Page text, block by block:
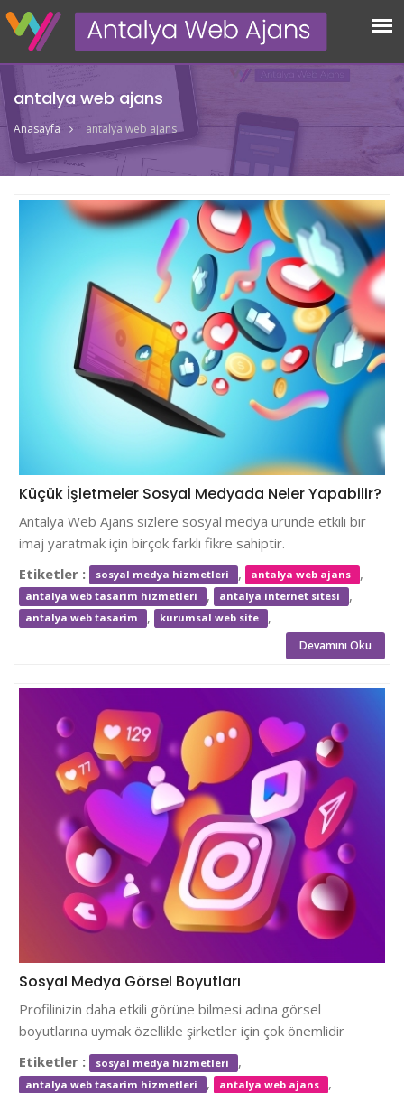
antalya web ajans
Anasayfa antalya web ajans
Küçük İşletmeler Sosyal Medyada Neler Yapabilir?
Antalya Web Ajans sizlere sosyal medya üründe etkili bir
imaj yaratmak için birçok farklı fikre sahiptir.
Etiketler :
sosyal medya hizmetleri , antalya web ajans ,
antalya web tasarim hizmetleri , antalya internet sitesi ,
antalya web tasarim , kurumsal web site ,
Devamını Oku
Sosyal Medya Görsel Boyutları
Profilinizin daha etkili görüne bilmesi adına görsel
boyutlarına uymak özellikle şirketler için çok önemlidir
Etiketler :
sosyal medya hizmetleri ,
antalya web tasarim hizmetleri , antalya web ajans ,